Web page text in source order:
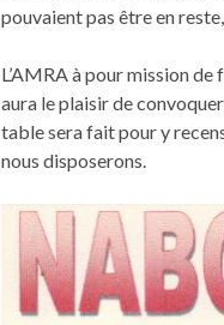
pouvaient pas être en
L’AMRA à pour mission
aura le plaisir de
table sera fait pour y
nous disposerons.